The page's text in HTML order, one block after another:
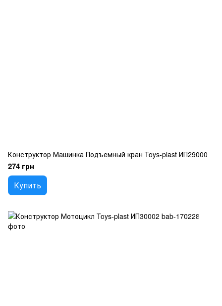
Конструктор Машинка Подъемный кран Toys-plast ИП29000
274 грн
Купить